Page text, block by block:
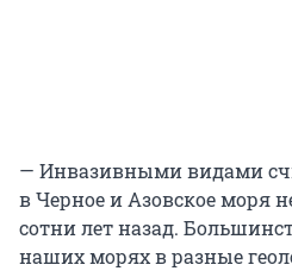
— Инвазивными видами
в Черное и Азовское моря
сотни лет назад.
наших морях в разные